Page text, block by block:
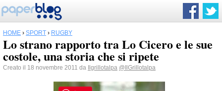
HOME › SPORT › RUGBY
Lo strano rapporto tra Lo Cicero e le sue
costole, una storia che si ripete
Creato il 18 novembre 2011 da Ilgrillotalpa @IlGrillotalpa